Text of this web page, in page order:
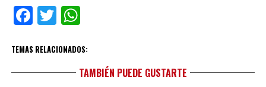
Facebook
TwitterWhatsApp
TEMAS RELACIONADOS:
TAMBIÉN PUEDE GUSTARTE